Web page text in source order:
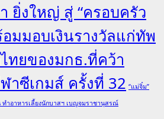
ยิ่งใหญ่ สู่ “ครอบครัว
มมอบเงินรางวัลแก่ทัพ
ทยของมกธ.ที่คว้า
าซีเกมส์ ครั้งที่ 32 “แม่จิ๋ม”
ำอาหารเลี้ยงนักบาสฯ เบญจมราชานุสรณ์